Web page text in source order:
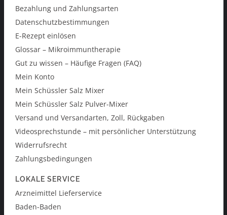
Bezahlung und Zahlungsarten
Datenschutzbestimmungen
E-Rezept einlösen
Glossar – Mikroimmuntherapie
Gut zu wissen – Häufige Fragen (FAQ)
Mein Konto
Mein Schüssler Salz Mixer
Mein Schüssler Salz Pulver-Mixer
Versand und Versandarten, Zoll, Rückgaben
Videosprechstunde – mit persönlicher Unterstützung
Widerrufsrecht
Zahlungsbedingungen
LOKALE SERVICE
Arzneimittel Lieferservice
Baden-Baden